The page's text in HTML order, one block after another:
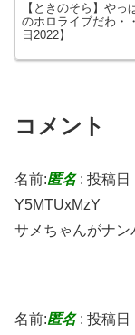
【ときのそら】や
のホロライブだわ・
日2022】
コメント
名前:匿名: 投稿日
Y5MTUxMzY
サメちゃんがナン
名前:匿名: 投稿日